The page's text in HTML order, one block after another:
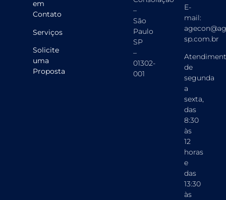
em
Contato
Serviços
Solicite
uma
Proposta
–
São
Paulo
SP
–
01302-
001
E-
mail:
sp.com.br
de
segunda
a
sexta,
das
8:30
às
12
horas
e
das
13:30
às